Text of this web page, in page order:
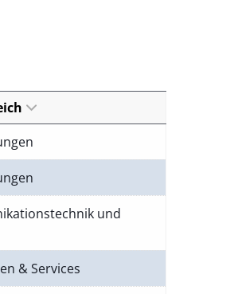
und
& Services